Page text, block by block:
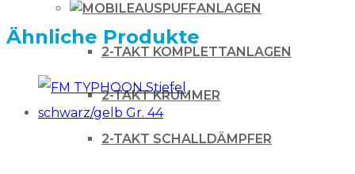
AUSPUFFANLAGEN
2-TAKT KOMPLETTANLAGEN
2-TAKT KRÜMMER
2-TAKT SCHALLDÄMPFER
Pack
Menge
Ähnliche Produkte